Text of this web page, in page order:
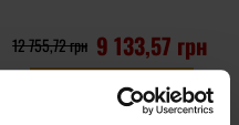
9 133,57 грн
12 755,72 грн
ДО КОШИКА